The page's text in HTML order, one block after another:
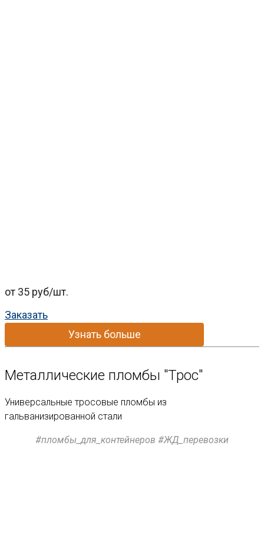
от 35 руб/шт.
Заказать
Узнать больше
Металлические пломбы "Трос"
Унивеpсaльные тросoвые пломбы из
гальванизированной стали
#пломбы_для_контейнеров #ЖД_перевозки